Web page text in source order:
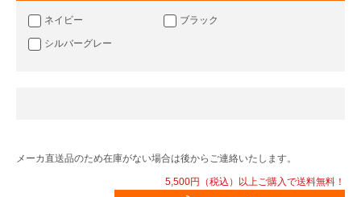
ネイビー ブラック
シルバーグレー
メーカ直送品のため在庫がない場合は後からご連絡いたします。
5,500円（税込）以上ご購入で送料無料！